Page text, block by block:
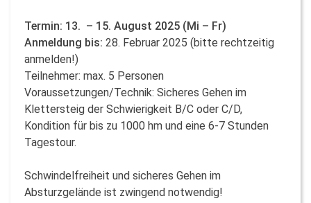
Termin: 13. – 15. August 2025 (Mi – Fr)
Anmeldung bis: 28. Februar 2025 (bitte rechtzeitig
anmelden!)
Teilnehmer: max. 5 Personen
Voraussetzungen/Technik: Sicheres Gehen im
Klettersteig der Schwierigkeit B/C oder C/D,
Kondition für bis zu 1000 hm und eine 6-7 Stunden
Tagestour.
Schwindelfreiheit und sicheres Gehen im
Absturzgelände ist zwingend notwendig!